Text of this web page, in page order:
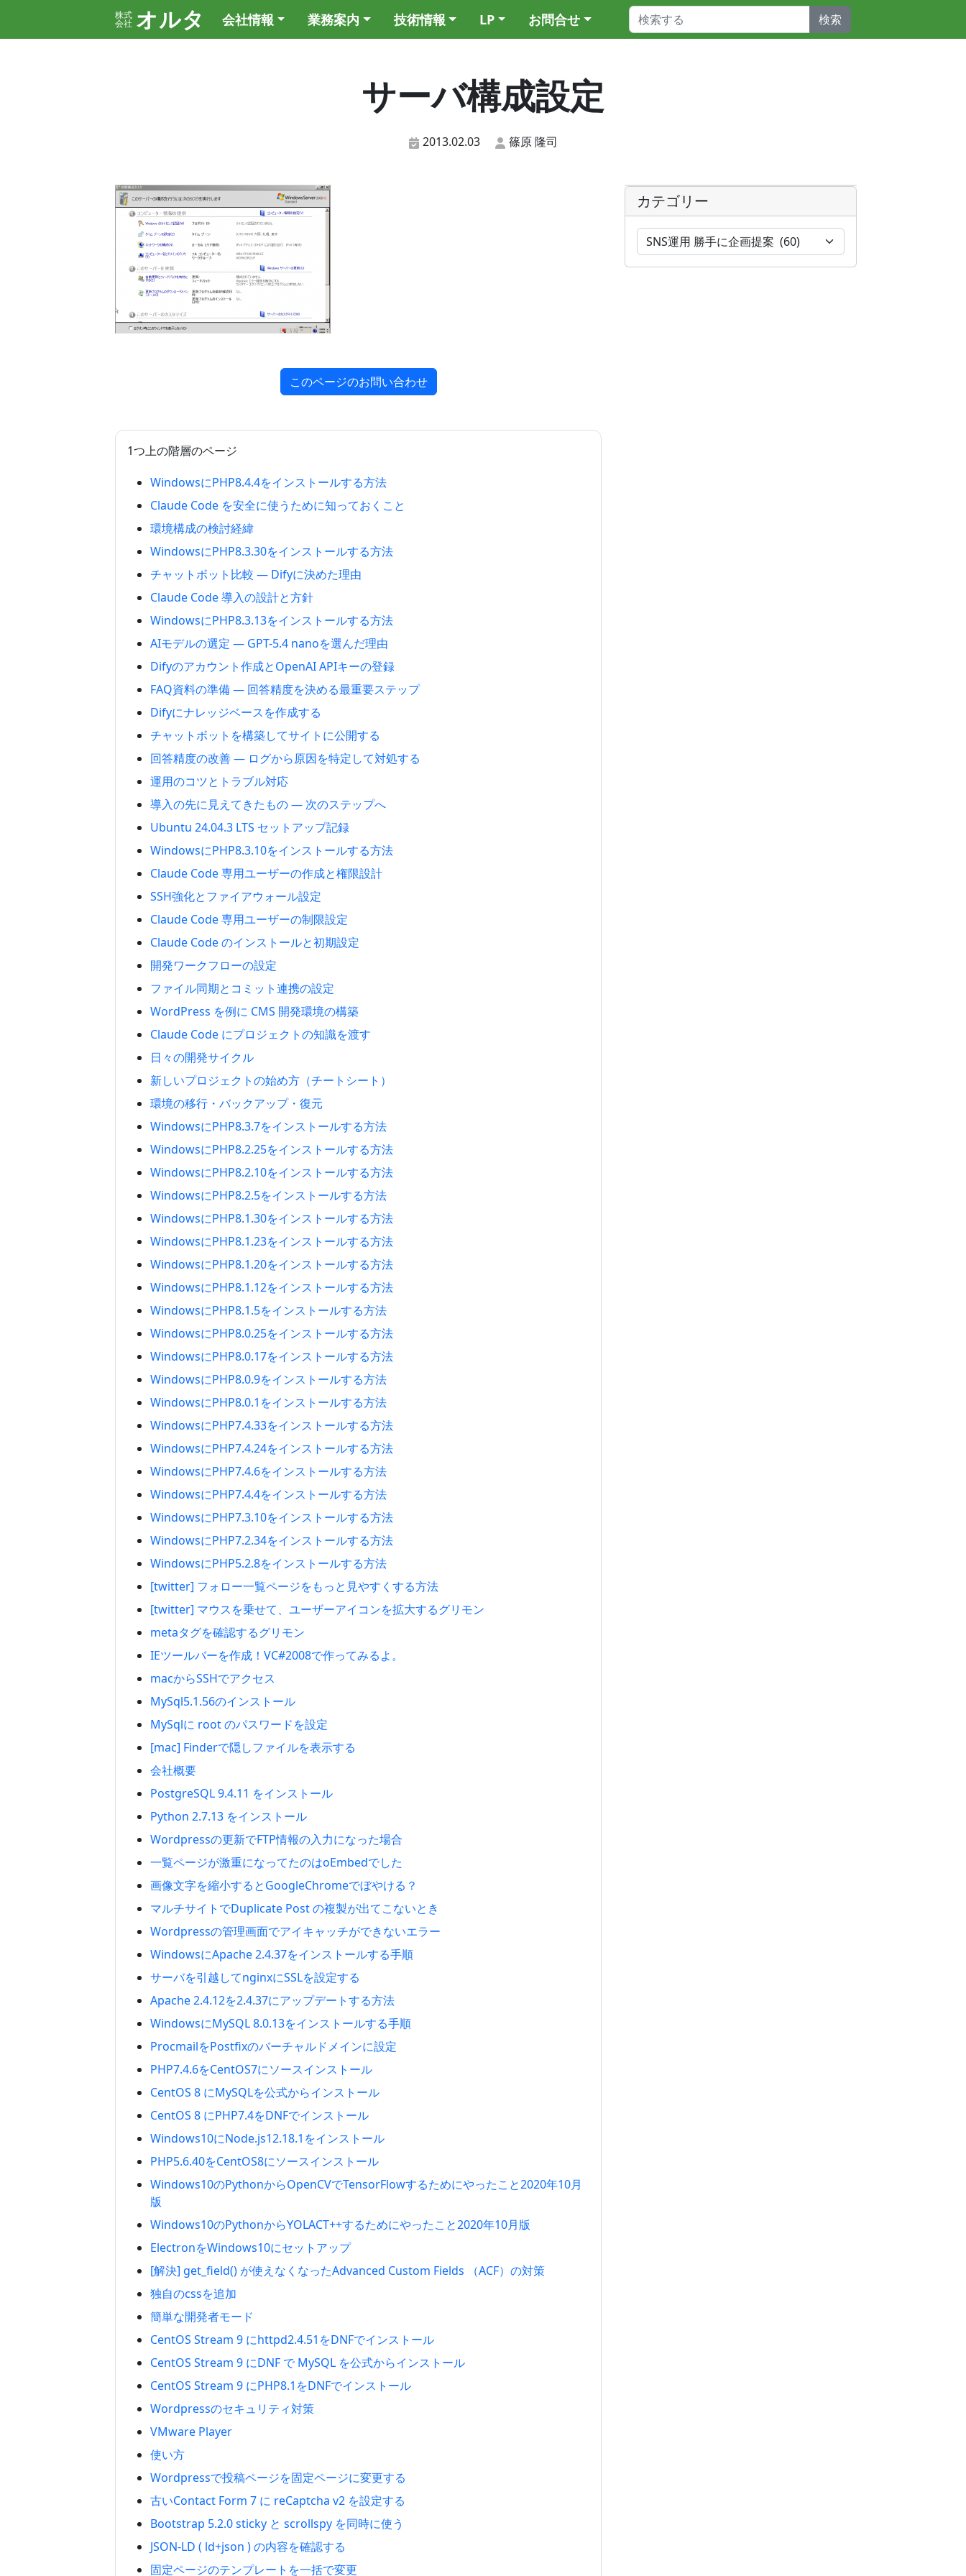
株式
会社 オルタ 会社情報 業務案内 技術情報 LP お問合せ 検索
サーバ構成設定
2013.02.03 篠原 隆司
このページのお問い合わせ
1つ上の階層のページ
WindowsにPHP8.4.4をインストールする方法
Claude Code を安全に使うために知っておくこと
環境構成の検討経緯
WindowsにPHP8.3.30をインストールする方法
チャットボット比較 — Difyに決めた理由
Claude Code 導入の設計と方針
WindowsにPHP8.3.13をインストールする方法
AIモデルの選定 — GPT-5.4 nanoを選んだ理由
Difyのアカウント作成とOpenAI APIキーの登録
FAQ資料の準備 — 回答精度を決める最重要ステップ
Difyにナレッジベースを作成する
チャットボットを構築してサイトに公開する
回答精度の改善 — ログから原因を特定して対処する
運用のコツとトラブル対応
導入の先に見えてきたもの — 次のステップへ
Ubuntu 24.04.3 LTS セットアップ記録
WindowsにPHP8.3.10をインストールする方法
Claude Code 専用ユーザーの作成と権限設計
SSH強化とファイアウォール設定
Claude Code 専用ユーザーの制限設定
Claude Code のインストールと初期設定
開発ワークフローの設定
ファイル同期とコミット連携の設定
WordPress を例に CMS 開発環境の構築
Claude Code にプロジェクトの知識を渡す
日々の開発サイクル
新しいプロジェクトの始め方（チートシート）
環境の移行・バックアップ・復元
WindowsにPHP8.3.7をインストールする方法
WindowsにPHP8.2.25をインストールする方法
WindowsにPHP8.2.10をインストールする方法
WindowsにPHP8.2.5をインストールする方法
WindowsにPHP8.1.30をインストールする方法
WindowsにPHP8.1.23をインストールする方法
WindowsにPHP8.1.20をインストールする方法
WindowsにPHP8.1.12をインストールする方法
WindowsにPHP8.1.5をインストールする方法
WindowsにPHP8.0.25をインストールする方法
WindowsにPHP8.0.17をインストールする方法
WindowsにPHP8.0.9をインストールする方法
WindowsにPHP8.0.1をインストールする方法
WindowsにPHP7.4.33をインストールする方法
WindowsにPHP7.4.24をインストールする方法
WindowsにPHP7.4.6をインストールする方法
WindowsにPHP7.4.4をインストールする方法
WindowsにPHP7.3.10をインストールする方法
WindowsにPHP7.2.34をインストールする方法
WindowsにPHP5.2.8をインストールする方法
[twitter] フォロー一覧ページをもっと見やすくする方法
[twitter] マウスを乗せて、ユーザーアイコンを拡大するグリモン
metaタグを確認するグリモン
IEツールバーを作成！VC#2008で作ってみるよ。
macからSSHでアクセス
MySql5.1.56のインストール
MySqlに root のパスワードを設定
[mac] Finderで隠しファイルを表示する
会社概要
PostgreSQL 9.4.11 をインストール
Python 2.7.13 をインストール
Wordpressの更新でFTP情報の入力になった場合
一覧ページが激重になってたのはoEmbedでした
画像文字を縮小するとGoogleChromeでぼやける？
マルチサイトでDuplicate Post の複製が出てこないとき
Wordpressの管理画面でアイキャッチができないエラー
WindowsにApache 2.4.37をインストールする手順
サーバを引越してnginxにSSLを設定する
Apache 2.4.12を2.4.37にアップデートする方法
WindowsにMySQL 8.0.13をインストールする手順
ProcmailをPostfixのバーチャルドメインに設定
PHP7.4.6をCentOS7にソースインストール
CentOS 8 にMySQLを公式からインストール
CentOS 8 にPHP7.4をDNFでインストール
Windows10にNode.js12.18.1をインストール
PHP5.6.40をCentOS8にソースインストール
Windows10のPythonからOpenCVでTensorFlowするためにやったこと2020年10月
版
Windows10のPythonからYOLACT++するためにやったこと2020年10月版
ElectronをWindows10にセットアップ
[解決] get_field() が使えなくなったAdvanced Custom Fields （ACF）の対策
独自のcssを追加
簡単な開発者モード
CentOS Stream 9 にhttpd2.4.51をDNFでインストール
CentOS Stream 9 にDNF で MySQL を公式からインストール
CentOS Stream 9 にPHP8.1をDNFでインストール
Wordpressのセキュリティ対策
VMware Player
使い方
Wordpressで投稿ページを固定ページに変更する
古いContact Form 7 に reCaptcha v2 を設定する
Bootstrap 5.2.0 sticky と scrollspy を同時に使う
JSON-LD ( ld+json ) の内容を確認する
固定ページのテンプレートを一括で変更
カテゴリー